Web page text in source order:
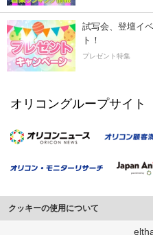
試写会、登壇イ
ト！
プレゼント特集
オリコングループサイト
クッキーの使用について
このサイトでは Cookie を使用して、